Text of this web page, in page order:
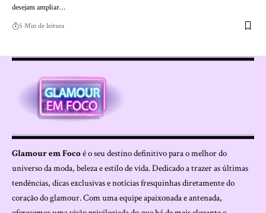
desejam ampliar…
5 Min de leitura
Glamour em Focoé o seu destino definitivo para o melhor do
universo da moda, beleza e estilo de vida. Dedicado a trazer as últimas
tendências, dicas exclusivas e notícias fresquinhas diretamente do
coração do glamour. Com uma equipe apaixonada e antenada,